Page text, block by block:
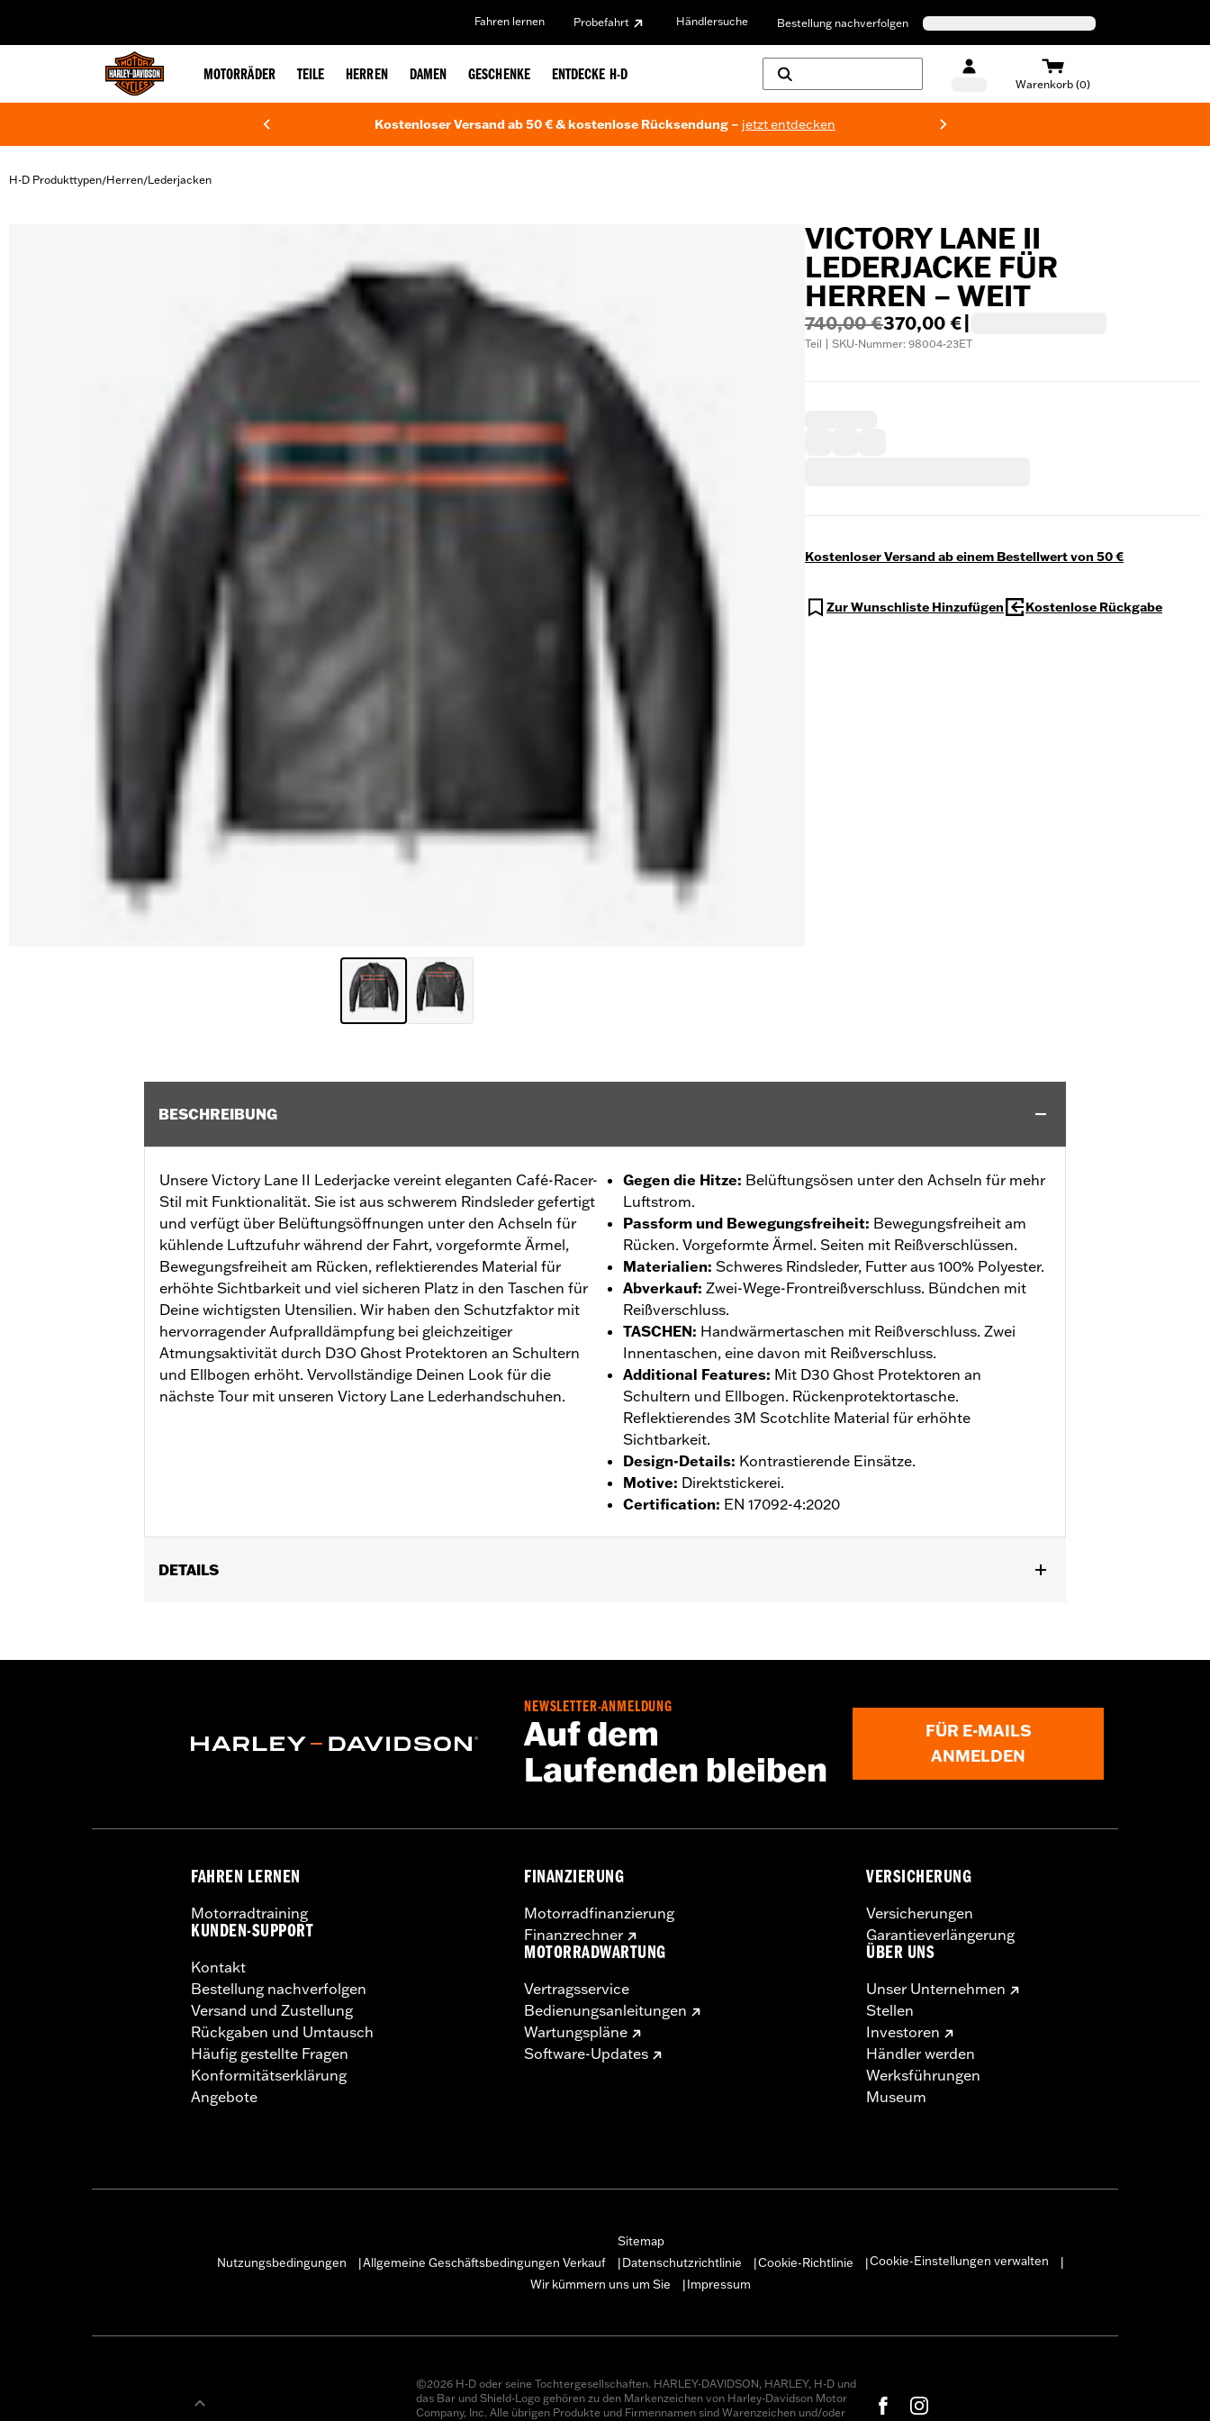
Fahren lernen Probefahrt Händlersuche Bestellung nachverfolgen
MOTORRÄDER TEILE HERREN DAMEN GESCHENKE ENTDECKE H-D
Warenkorb (0)
Kostenloser Versand ab 50 € & kostenlose Rücksendung – jetzt entdecken
H-D Produkttypen/Herren/Lederjacken
VICTORY LANE II
LEDERJACKE FÜR
HERREN – WEIT
740,00 €370,00 €
Teil | SKU-Nummer: 98004-23ET
Kostenloser Versand ab einem Bestellwert von 50 €
Zur Wunschliste Hinzufügen Kostenlose Rückgabe
BESCHREIBUNG
Unsere Victory Lane II Lederjacke vereint eleganten Café-Racer-
Stil mit Funktionalität. Sie ist aus schwerem Rindsleder gefertigt
und verfügt über Belüftungsöffnungen unter den Achseln für
kühlende Luftzufuhr während der Fahrt, vorgeformte Ärmel,
Bewegungsfreiheit am Rücken, reflektierendes Material für
erhöhte Sichtbarkeit und viel sicheren Platz in den Taschen für
Deine wichtigsten Utensilien. Wir haben den Schutzfaktor mit
hervorragender Aufpralldämpfung bei gleichzeitiger
Atmungsaktivität durch D3O Ghost Protektoren an Schultern
und Ellbogen erhöht. Vervollständige Deinen Look für die
nächste Tour mit unseren Victory Lane Lederhandschuhen.
Gegen die Hitze: Belüftungsösen unter den Achseln für mehr
Luftstrom.
Passform und Bewegungsfreiheit: Bewegungsfreiheit am
Rücken. Vorgeformte Ärmel. Seiten mit Reißverschlüssen.
Materialien: Schweres Rindsleder, Futter aus 100% Polyester.
Abverkauf: Zwei-Wege-Frontreißverschluss. Bündchen mit
Reißverschluss.
TASCHEN: Handwärmertaschen mit Reißverschluss. Zwei
Innentaschen, eine davon mit Reißverschluss.
Additional Features: Mit D30 Ghost Protektoren an
Schultern und Ellbogen. Rückenprotektortasche.
Reflektierendes 3M Scotchlite Material für erhöhte
Sichtbarkeit.
Design-Details: Kontrastierende Einsätze.
Motive: Direktstickerei.
Certification: EN 17092-4:2020
DETAILS
innen,Mit Protektoren,Protektorentaschen,Reflektierend
NEWSLETTER-ANMELDUNG
Auf dem
Laufenden bleiben
FÜR E-MAILS
ANMELDEN
FAHREN LERNEN
Motorradtraining
KUNDEN-SUPPORT
Kontakt
Bestellung nachverfolgen
Versand und Zustellung
Rückgaben und Umtausch
Häufig gestellte Fragen
Konformitätserklärung
Angebote
FINANZIERUNG
Motorradfinanzierung
Finanzrechner
MOTORRADWARTUNG
Vertragsservice
Bedienungsanleitungen
Wartungspläne
Software-Updates
VERSICHERUNG
Versicherungen
Garantieverlängerung
ÜBER UNS
Unser Unternehmen
Stellen
Investoren
Händler werden
Werksführungen
Museum
Sitemap
Nutzungsbedingungen
Allgemeine Geschäftsbedingungen Verkauf Datenschutzrichtlinie Cookie-Richtlinie Cookie-Einstellungen verwalten
Wir kümmern uns um Sie
Impressum
©2026 H-D oder seine Tochtergesellschaften. HARLEY-DAVIDSON, HARLEY, H-D und
das Bar und Shield-Logo gehören zu den Markenzeichen von Harley-Davidson Motor
Company, Inc. Alle übrigen Produkte und Firmennamen sind Warenzeichen und/oder